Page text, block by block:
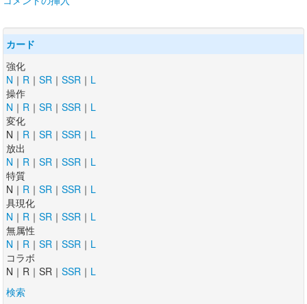
カード
強化
N ｜ R ｜ SR ｜ SSR ｜ L
操作
N ｜ R ｜ SR ｜ SSR ｜ L
変化
N｜ R ｜ SR ｜ SSR ｜ L
放出
N ｜ R ｜ SR ｜ SSR ｜ L
特質
N｜ R ｜ SR ｜ SSR ｜ L
具現化
N ｜ R ｜ SR ｜ SSR ｜ L
無属性
N ｜ R ｜ SR ｜ SSR ｜ L
コラボ
N｜R｜SR｜ SSR ｜ L
検索